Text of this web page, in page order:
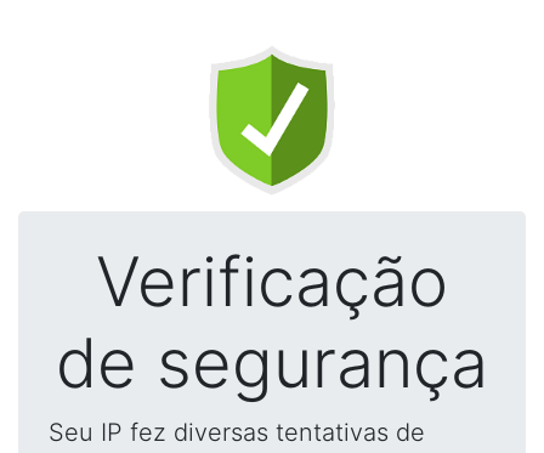
Verificação
de segurança
Seu IP fez diversas tentativas de